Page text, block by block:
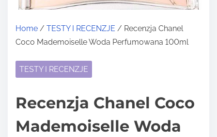
Home / TESTY I RECENZJE / Recenzja Chanel
Coco Mademoiselle Woda Perfumowana 100ml
TESTY I RECENZJE
Recenzja Chanel Coco
Mademoiselle Woda